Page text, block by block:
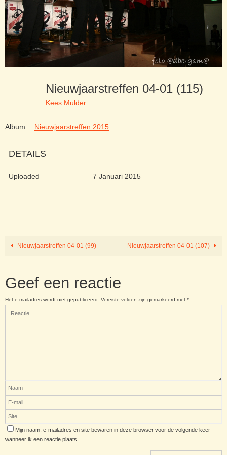
Nieuwjaarstreffen 04-01 (115)
Kees Mulder
Album: Nieuwjaarstreffen 2015
DETAILS
Uploaded 7 Januari 2015
Nieuwjaarstreffen 04-01 (99) Nieuwjaarstreffen 04-01 (107)
Geef een reactie
Het e-mailadres wordt niet gepubliceerd. Vereiste velden zijn gemarkeerd met *
Mijn naam, e-mailadres en site bewaren in deze browser voor de volgende keer
wanneer ik een reactie plaats.